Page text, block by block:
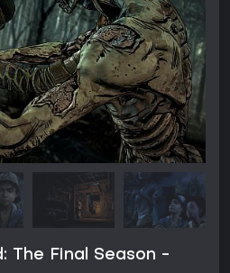
The Final Season -